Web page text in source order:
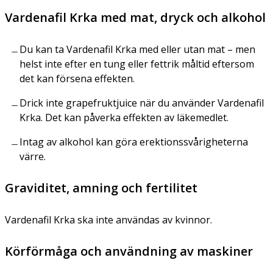
Vardenafil Krka med mat, dryck och alkohol
Du kan ta Vardenafil Krka med eller utan mat – men
helst inte efter en tung eller fettrik måltid eftersom
det kan försena effekten.
Drick inte grapefruktjuice när du använder Vardenafil
Krka. Det kan påverka effekten av läkemedlet.
Intag av alkohol kan göra erektionssvårigheterna
värre.
Graviditet, amning och fertilitet
Vardenafil Krka ska inte användas av kvinnor.
Körförmåga och användning av maskiner